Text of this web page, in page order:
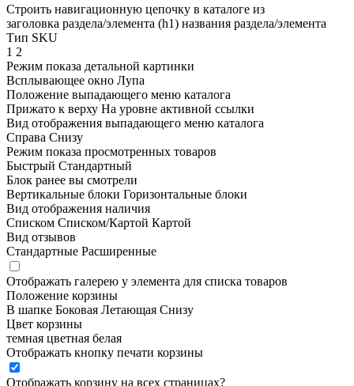
Строить навигационную цепочку в каталоге из
заголовка раздела/элемента (h1) названия раздела/элемента
Тип SKU
1 2
Режим показа детальной картинки
Всплывающее окно Лупа
Положение выпадающего меню каталога
Прижато к верху На уровне активной ссылки
Вид отображения выпадающего меню каталога
Справа Снизу
Режим показа просмотренных товаров
Быстрый Стандартный
Блок ранее вы смотрели
Вертикальные блоки Горизонтальные блоки
Вид отображения наличия
Списком Списком/Картой Картой
Вид отзывов
Стандартные Расширенные
Отображать галерею у элемента для списка товаров
Положение корзины
В шапке Боковая Летающая Снизу
Цвет корзины
темная цветная белая
Отображать кнопку печати корзины
Отображать корзину на всех страницах?